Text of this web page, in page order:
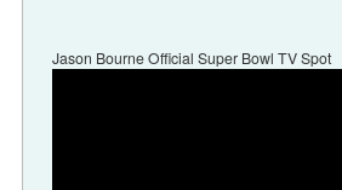
Jason Bourne Official Super Bowl TV Spot